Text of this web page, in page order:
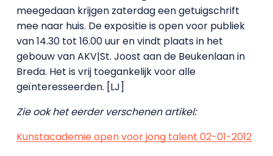
meegedaan krijgen zaterdag een getuigschrift
mee naar huis. De expositie is open voor publiek
van 14.30 tot 16.00 uur en vindt plaats in het
gebouw van AKV|St. Joost aan de Beukenlaan in
Breda. Het is vrij toegankelijk voor alle
geïnteresseerden. [LJ]
Zie ook het eerder verschenen artikel:
Kunstacademie open voor jong talent 02-01-2012